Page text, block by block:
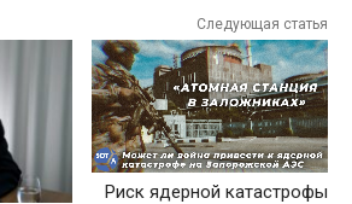
Следующая статья
Риск ядерной катастрофы